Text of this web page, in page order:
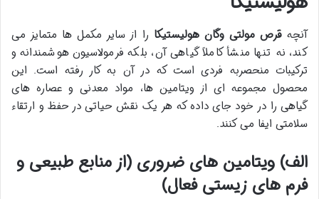
آنچهقرص مولتی وگان هولیستیکا را از سایر مکمل ها متمایز می
کند، نه تنها منشأ کاملاً گیاهی آن، بلکه فرمولاسیون هوشمندانه و
ترکیبات منحصربه فردی است که در آن به کار رفته است. این
محصول مجموعه ای از ویتامین ها، مواد معدنی و عصاره های
گیاهی را در خود جای داده که هر یک نقش حیاتی در حفظ و ارتقاء
سلامتی ایفا می کنند.
الف) ویتامین های ضروری (از منابع طبیعی و
فرم های زیستی فعال)